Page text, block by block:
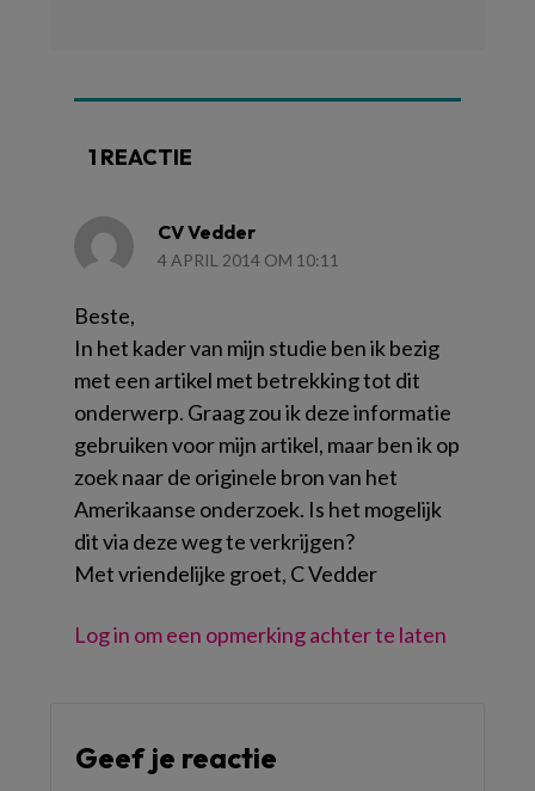
1 REACTIE
CV Vedder
4 APRIL 2014 OM 10:11
Beste,
In het kader van mijn studie ben ik bezig
met een artikel met betrekking tot dit
onderwerp. Graag zou ik deze informatie
gebruiken voor mijn artikel, maar ben ik op
zoek naar de originele bron van het
Amerikaanse onderzoek. Is het mogelijk
dit via deze weg te verkrijgen?
Met vriendelijke groet, C Vedder
Log in om een opmerking achter te laten
Geef je reactie